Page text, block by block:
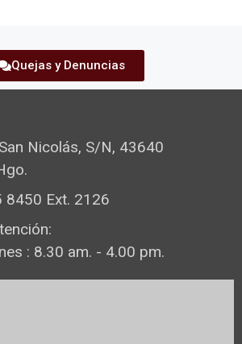
Quejas y Denuncias
Nicolás, S/N, 43640
8450 Ext. 2126
: 8.30 am. - 4.00 pm.